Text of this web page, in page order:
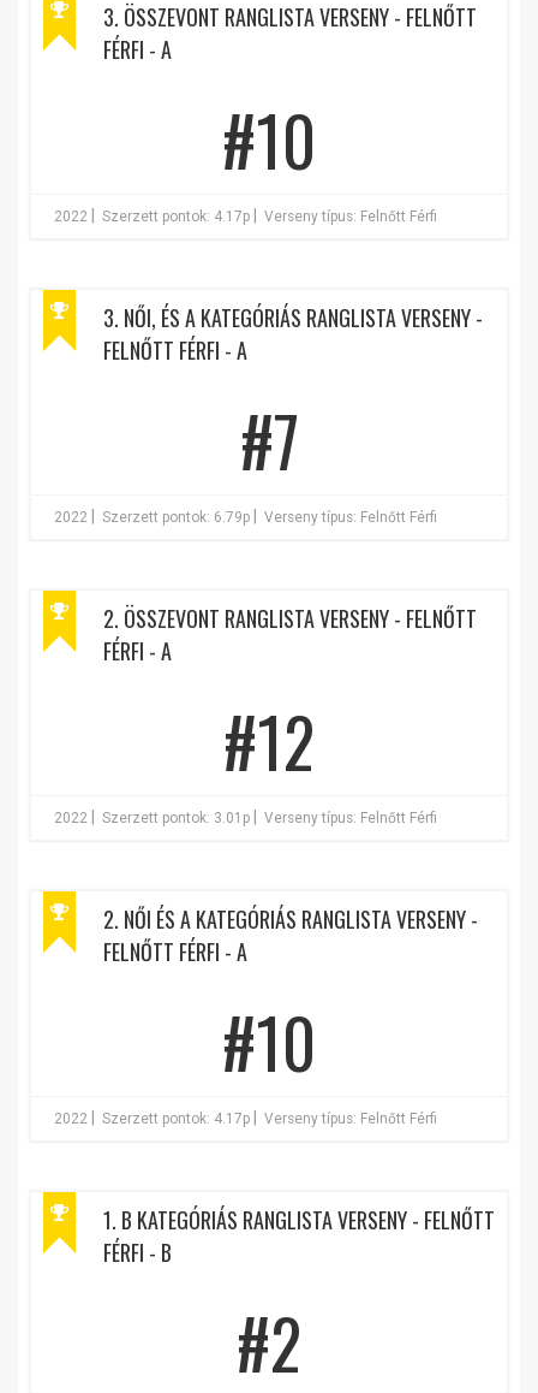
3. ÖSSZEVONT RANGLISTA VERSENY - FELNŐTT
FÉRFI - A
#10
2022 Szerzett pontok: 4.17p Verseny típus: Felnőtt Férfi
3. NŐI, ÉS A KATEGÓRIÁS RANGLISTA VERSENY -
FELNŐTT FÉRFI - A
#7
2022 Szerzett pontok: 6.79p Verseny típus: Felnőtt Férfi
2. ÖSSZEVONT RANGLISTA VERSENY - FELNŐTT
FÉRFI - A
#12
2022 Szerzett pontok: 3.01p Verseny típus: Felnőtt Férfi
2. NŐI ÉS A KATEGÓRIÁS RANGLISTA VERSENY -
FELNŐTT FÉRFI - A
#10
2022 Szerzett pontok: 4.17p Verseny típus: Felnőtt Férfi
1. B KATEGÓRIÁS RANGLISTA VERSENY - FELNŐTT
FÉRFI - B
#2